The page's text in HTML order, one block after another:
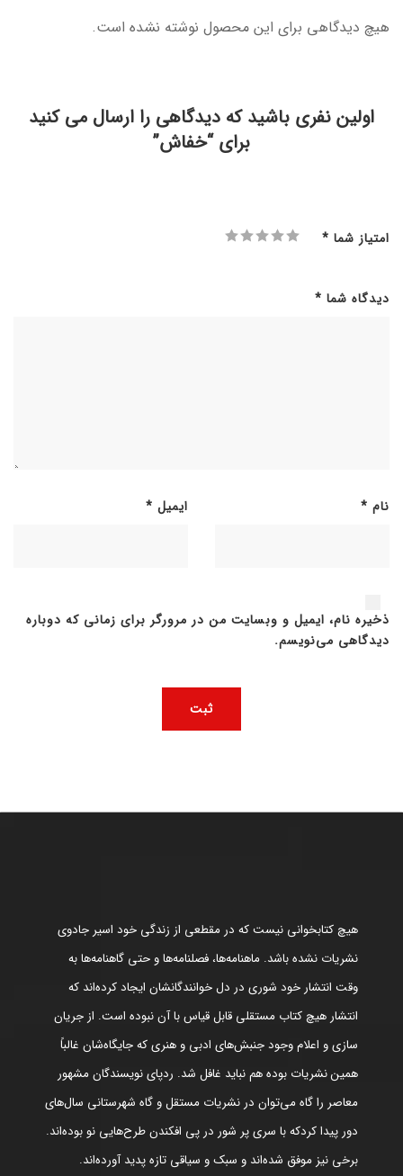
هیچ دیدگاهی برای این محصول نوشته نشده است.
اولین نفری باشید که دیدگاهی را ارسال می کنید
برای “خفاش”
امتیاز شما *
دیدگاه شما *
نام * ایمیل *
ذخیره نام، ایمیل و وبسایت من در مرورگر برای زمانی که دوباره
دیدگاهی می‌نویسم.
هیچ کتابخوانی نیست که در مقطعی از زندگی خود اسیر جادوی
نشریات نشده باشد. ماهنامه‌ها، فصلنامه‌ها و حتی گاهنامه‌ها به
وقت انتشار خود شوری در دل خوانندگانشان ایجاد کرده‌اند که
انتشار هیچ کتاب مستقلی قابل قیاس با آن نبوده است. از جریان
سازی و اعلام وجود جنبش‌های ادبی و هنری که جایگاه‌شان غالباً
همین نشریات بوده هم نباید غافل شد. ردپای نویسندگان مشهور
معاصر را گاه می‌توان در نشریات مستقل و گاه شهرستانی سال‌های
دور پیدا کردکه با سری پر شور در پی افکندن طرح‌هایی نو بوده‌اند.
برخی نیز موفق شده‌اند و سبک و سیاقی تازه پدید آورده‌اند.